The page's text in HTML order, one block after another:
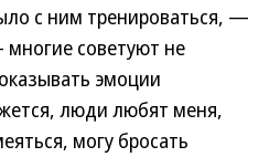
с ним тренироваться, —
советуют не
эмоции
люди любят меня,
могу бросать